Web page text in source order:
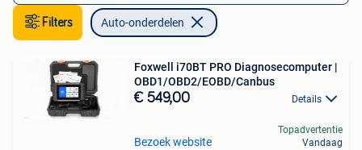
Filters Auto-onderdelen
Foxwell i70BT PRO Diagnosecomputer |
OBD1/OBD2/EOBD/Canbus
€ 549,00 Details
Bezoek website
Topadvertentie
Vandaag